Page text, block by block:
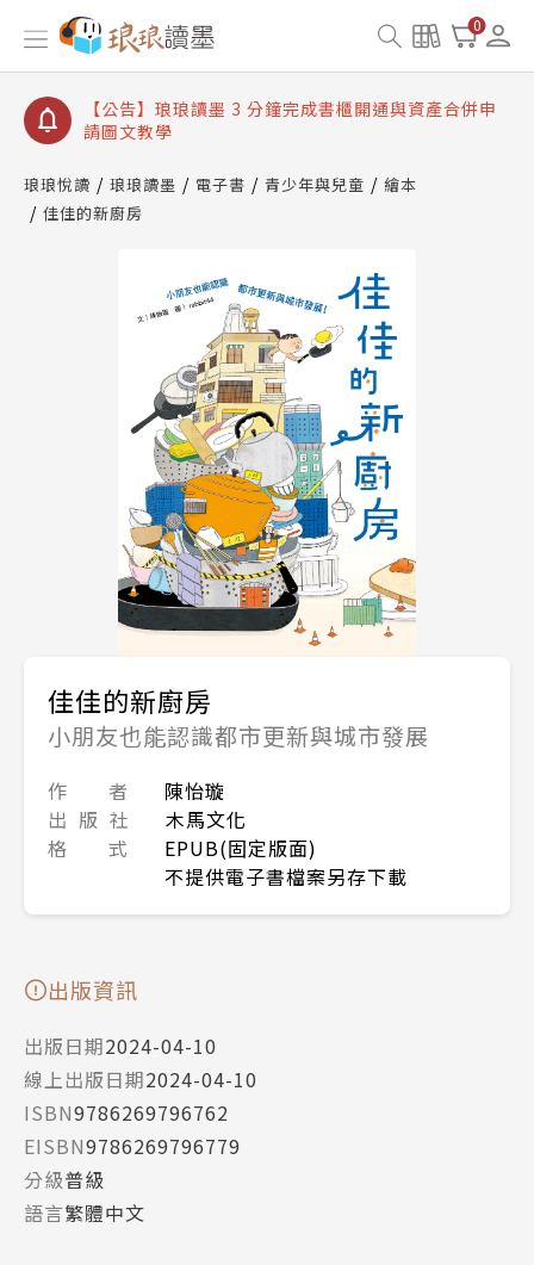
0
【公告】琅琅讀墨數位閱讀資產合併與書櫃開通申請
【公告】琅琅讀墨書櫃開通常見問題
【公告】琅琅讀墨 3 分鐘完成書櫃開通與資產合併申
請圖文教學
查詢
【公告】琅琅讀墨數位閱讀資產合併與書櫃開通申請
琅琅悅讀 琅琅讀墨 電子書 青少年與兒童
繪本
佳佳的新廚房
佳佳的新廚房
小朋友也能認識都市更新與城市發展
作 者
陳怡璇
出 版 社
木馬文化
格 式
EPUB(固定版面)
不提供電子書檔案另存下載
出版資訊
出版日期2024-04-10
線上出版日期2024-04-10
ISBN9786269796762
EISBN9786269796779
分級普級
語言繁體中文